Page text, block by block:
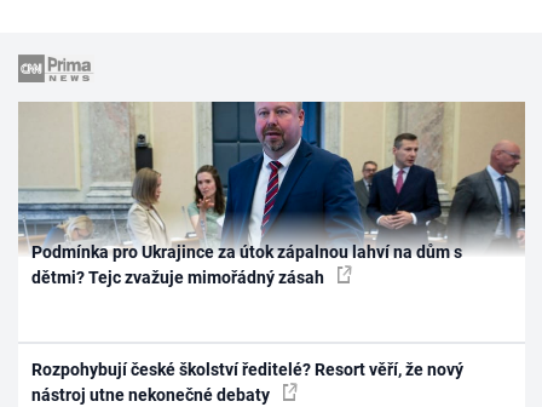
Podmínka pro Ukrajince za útok zápalnou lahví na dům s
dětmi? Tejc zvažuje mimořádný zásah
Rozpohybují české školství ředitelé? Resort věří, že nový
nástroj utne nekonečné debaty